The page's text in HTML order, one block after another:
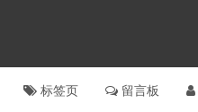
标签页 留言板